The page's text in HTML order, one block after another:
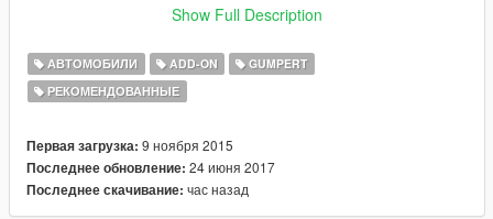
1 Spoiler
1 sidewings
Primary Color:Body
Show Full Description
АВТОМОБИЛИ ADD-ON
GUMPERT
РЕКОМЕНДОВАННЫЕ
Первая загрузка: 9 ноября 2015
Последнее обновление: 24 июня 2017
Последнее скачивание: час назад